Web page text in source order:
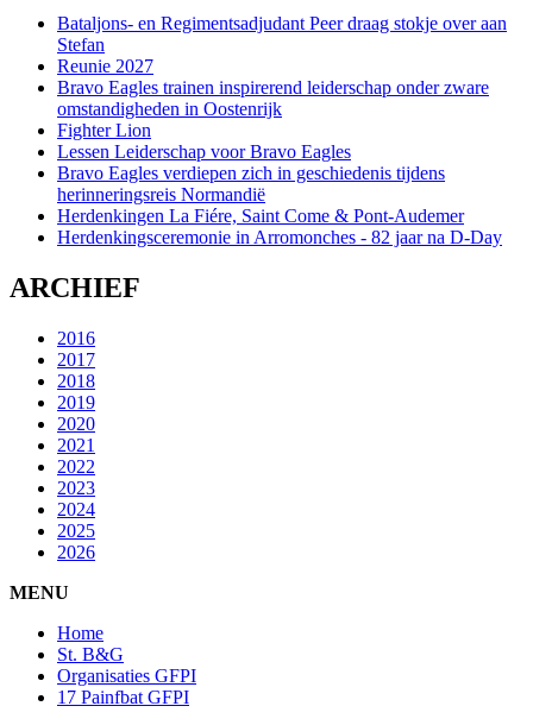
Bataljons- en Regimentsadjudant Peer draag stokje over aan
Stefan
Reunie 2027
Bravo Eagles trainen inspirerend leiderschap onder zware
omstandigheden in Oostenrijk
Fighter Lion
Lessen Leiderschap voor Bravo Eagles
Bravo Eagles verdiepen zich in geschiedenis tijdens
herinneringsreis Normandië
Herdenkingen La Fiére, Saint Come & Pont-Audemer
Herdenkingsceremonie in Arromonches - 82 jaar na D-Day
ARCHIEF
2016
2017
2018
2019
2020
2021
2022
2023
2024
2025
2026
MENU
Home
St. B&G
Organisaties GFPI
17 Painfbat GFPI